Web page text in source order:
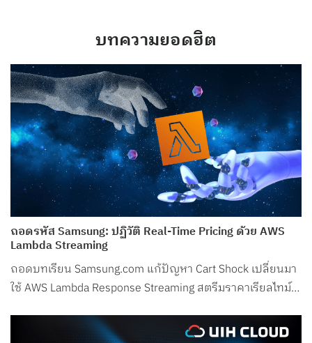
บทความยอดฮิต
ถอดรหัส Samsung: ปฏิวัติ Real-Time Pricing ด้วย AWS
Lambda Streaming
ถอดบทเรียน Samsung.com แก้ปัญหา Cart Shock เปลี่ยนมา
ใช้ AWS Lambda Response Streaming สตรีมราคาเรียลไทม์